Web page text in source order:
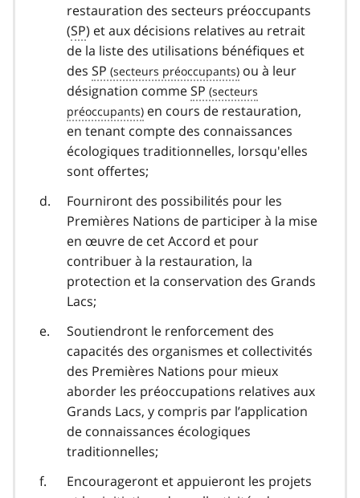
restauration des secteurs préoccupants
(SP) et aux décisions relatives au retrait
de la liste des utilisations bénéfiques et
des SP
ou à leur
désignation commeSP
en cours de restauration,
en tenant compte des connaissances
écologiques traditionnelles, lorsqu'elles
sont offertes;
Fourniront des possibilités pour les
Premières Nations de participer à la mise
en œuvre de cet Accord et pour
contribuer à la restauration, la
protection et la conservation des Grands
Lacs;
Soutiendront le renforcement des
capacités des organismes et collectivités
des Premières Nations pour mieux
aborder les préoccupations relatives aux
Grands Lacs, y compris par l’application
de connaissances écologiques
traditionnelles;
Encourageront et appuieront les projets